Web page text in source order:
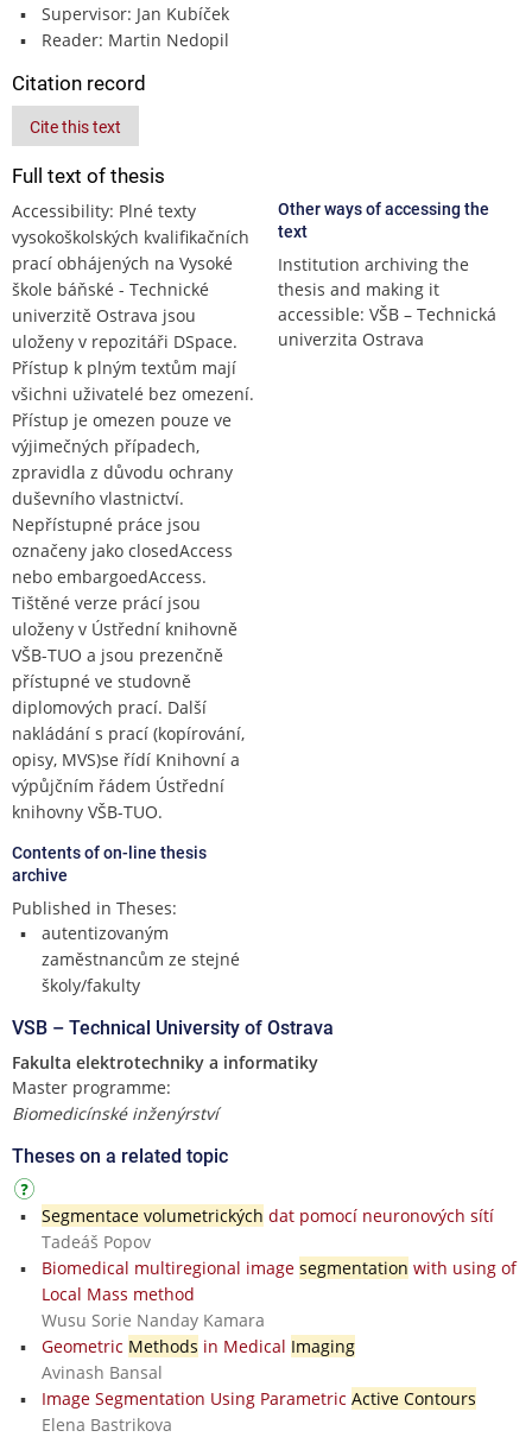
Supervisor: Jan Kubíček
Reader: Martin Nedopil
Citation record
Cite this text
Full text of thesis
Accessibility: Plné texty
vysokoškolských kvalifikačních
prací obhájených na Vysoké
škole báňské - Technické
univerzitě Ostrava jsou
uloženy v repozitáři DSpace.
Přístup k plným textům mají
všichni uživatelé bez omezení.
Přístup je omezen pouze ve
výjimečných případech,
zpravidla z důvodu ochrany
duševního vlastnictví.
Nepřístupné práce jsou
označeny jako closedAccess
nebo embargoedAccess.
Tištěné verze prácí jsou
uloženy v Ústřední knihovně
VŠB-TUO a jsou prezenčně
přístupné ve studovně
diplomových prací. Další
nakládání s prací (kopírování,
opisy, MVS)se řídí Knihovní a
výpůjčním řádem Ústřední
knihovny VŠB-TUO.
Contents of on-line thesis
archive
Published in Theses:
autentizovaným
zaměstnancům ze stejné
školy/fakulty
Other ways of accessing the
text
Institution archiving the
thesis and making it
accessible: VŠB – Technická
univerzita Ostrava
VSB – Technical University of Ostrava
Fakulta elektrotechniky a informatiky
Master programme:
Biomedicínské inženýrství
Theses on a related topic
Segmentace volumetrických dat pomocí neuronových sítí
Tadeáš Popov
Biomedical multiregional image segmentation with using of
Local Mass method
Wusu Sorie Nanday Kamara
Geometric Methods in Medical Imaging
Avinash Bansal
Image Segmentation Using Parametric Active Contours
Elena Bastrikova